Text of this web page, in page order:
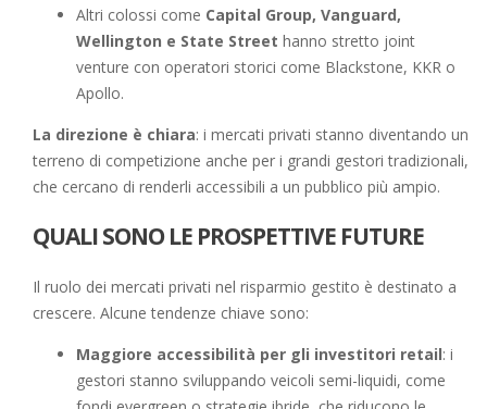
Altri colossi come Capital Group, Vanguard,
Wellington e State Street hanno stretto joint
venture con operatori storici come Blackstone, KKR o
Apollo.
La direzione è chiara: i mercati privati stanno diventando un
terreno di competizione anche per i grandi gestori tradizionali,
che cercano di renderli accessibili a un pubblico più ampio.
QUALI SONO LE PROSPETTIVE FUTURE
Il ruolo dei mercati privati nel risparmio gestito è destinato a
crescere. Alcune tendenze chiave sono:
Maggiore accessibilità per gli investitori retail: i
gestori stanno sviluppando veicoli semi-liquidi, come